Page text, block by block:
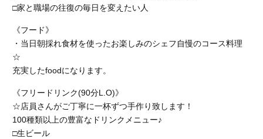
□家と職場の往復の毎日を変えたい人
《フード》
・当日朝採れ食材を使ったお楽しみのシェフ自慢のコース料理
☆
充実したfoodになります。
《フリードリンク(90分L.O)》
☆店員さんがご丁寧に一杯ずつ手作り致します！
100種類以上の豊富なドリンクメニュー♪
□生ビール